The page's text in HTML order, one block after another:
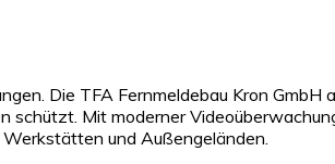
Die TFA Fernmeldebau Kron GmbH
schützt. Mit moderner
und Außengeländen.